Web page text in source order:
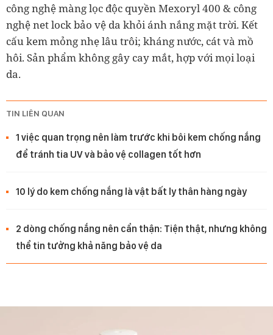
công nghệ màng lọc độc quyền Mexoryl 400 & công
nghệ net lock bảo vệ da khỏi ánh nắng mặt trời. Kết
cấu kem mỏng nhẹ lâu trôi; kháng nước, cát và mồ
hôi. Sản phẩm không gây cay mắt, hợp với mọi loại
da.
TIN LIÊN QUAN
1 việc quan trọng nên làm trước khi bôi kem chống nắng
để tránh tia UV và bảo vệ collagen tốt hơn
10 lý do kem chống nắng là vật bất ly thân hàng ngày
2 dòng chống nắng nên cẩn thận: Tiện thật, nhưng không
thể tin tưởng khả năng bảo vệ da